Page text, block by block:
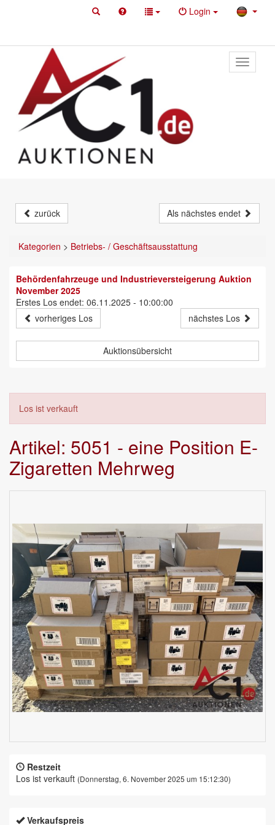
Login
Toggle
primary
zurück Als nächstes endet
Kategorien > Betriebs- / Geschäftsausstattung
Behördenfahrzeuge und Industrieversteigerung Auktion
November 2025
Erstes Los endet: 06.11.2025 - 10:00:00
vorheriges Los
nächstes Los
Auktionsübersicht
Los ist verkauft
Artikel: 5051 - eine Position E-
Zigaretten Mehrweg
Restzeit
Los ist verkauft (Donnerstag, 6. November 2025 um 15:12:30)
Verkaufspreis